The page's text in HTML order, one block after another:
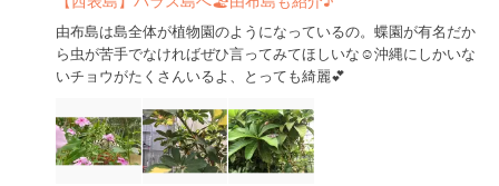
由布島は島全体が植物園のようになっているの。蝶園が有名だか
ら虫が苦手でなければぜひ言ってみてほしいな☺️沖縄にしかいな
いチョウがたくさんいるよ、とっても綺麗💕